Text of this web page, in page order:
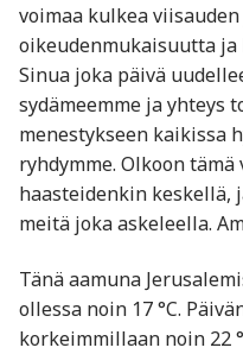
voimaa kulkea
oikeudenmukaisuutta
Sinua joka päivä
sydämeemme ja yhteys
menestykseen kaikissa
ryhdymme. Olkoon
haasteidenkin keskellä,
meitä joka askeleella.
Tänä aamuna
ollessa noin 17 °C.
korkeimmillaan noin 22